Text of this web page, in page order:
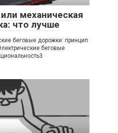
механическая
что лучше
беговые дорожки: принцип
беговые